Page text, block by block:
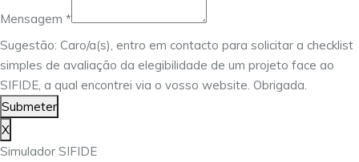
Mensagem *
Sugestão: Caro/a(s), entro em contacto para solicitar a checklist
simples de avaliação da elegibilidade de um projeto face ao
SIFIDE, a qual encontrei via o vosso website. Obrigada.
Submeter
X
Simulador SIFIDE